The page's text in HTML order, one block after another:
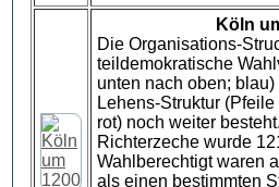
Köln
Die Organisations-
teildemokratische
unten nach oben;
Lehens-Struktur
rot) noch weiter
Richterzeche wurde
Wahlberechtigt waren
als einen bestimmten